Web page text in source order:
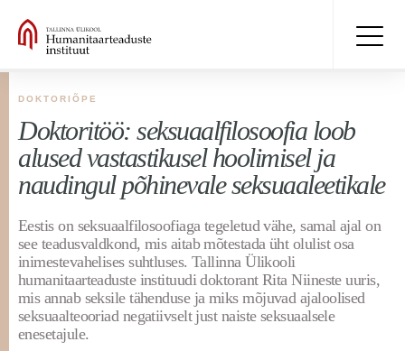
DOKTORIÕPE
Doktoritöö: seksuaalfilosoofia loob
alused vastastikusel hoolimisel ja
naudingul põhinevale seksuaaleetikale
Eestis on seksuaalfilosoofiaga tegeletud vähe, samal ajal on
see teadusvaldkond, mis aitab mõtestada üht olulist osa
inimestevahelises suhtluses. Tallinna Ülikooli
humanitaarteaduste instituudi doktorant Rita Niineste uuris,
mis annab seksile tähenduse ja miks mõjuvad ajaloolised
seksuaalteooriad negatiivselt just naiste seksuaalsele
enesetajule.